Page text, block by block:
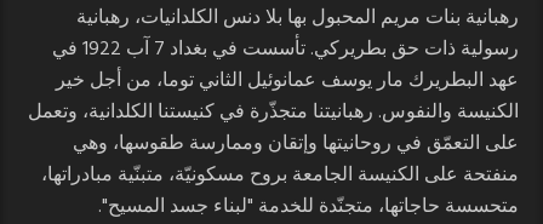
رهبانية بنات مريم المحبول بها بلا دنس الكلدانيات، رهبانية
رسولية ذات حق بطريركي. تأسست في بغداد 7 آب 1922 في
عهد البطريرك مار يوسف عمانوئيل الثاني توما، من أجل خير
الكنيسة والنفوس. رهبانيتنا متجذّرة في كنيستنا الكلدانية، وتعمل
على التعمّق في روحانيتها وإتقان وممارسة طقوسها، وهي
منفتحة على الكنيسة الجامعة بروح مسكونيّة، متبنّية مبادراتها،
متحسسة حاجاتها، متجنّدة للخدمة "لبناء جسد المسيح".